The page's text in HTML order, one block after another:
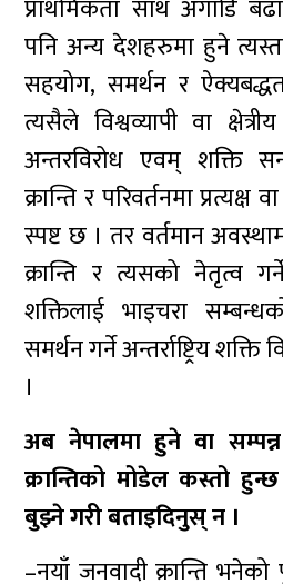
प्राथमिकता साथ अगाडि
पनि अन्य देशहरुमा हुने
सहयोग, समर्थन र
त्यसैले विश्वव्यापी वा
अन्तरविरोध एवम् शक्ति
क्रान्ति र परिवर्तनमा प्रत्यक्ष
स्पष्ट छ । तर वर्तमान
क्रान्ति र त्यसको नेतृत्व गर्ने
शक्तिलाई भाइचरा
समर्थन गर्ने अन्तर्राष्ट्रिय
।
अब नेपालमा हुने वा
क्रान्तिको मोडेल कस्तो
बुझ्ने गरी बताइदिनुस् न ।
–नयाँ जनवादी क्रान्ति